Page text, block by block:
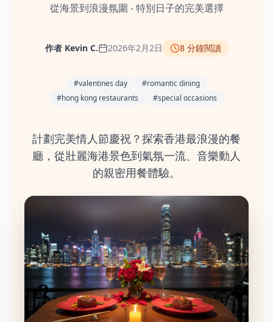
從海景到浪漫氛圍 - 特別日子的完美選擇
作者 Kevin C. 2026年2月2日 8 分鐘閱讀
#valentines day #romantic dining
#hong kong restaurants #special occasions
計劃完美情人節慶祝？探索香港最浪漫的餐
廳，從壯麗海港景色到氣氛一流、音樂動人
的親密用餐體驗。